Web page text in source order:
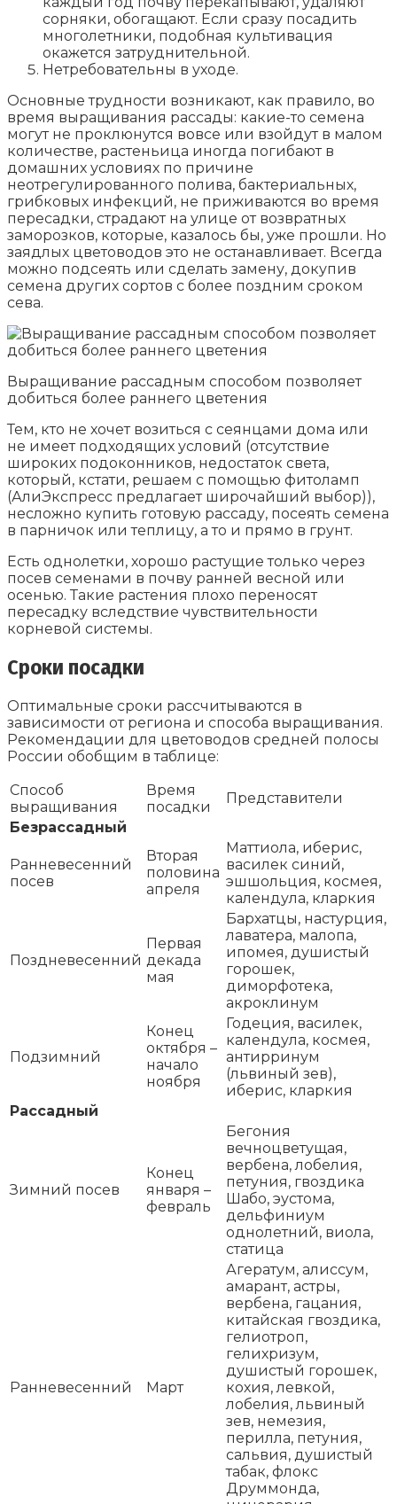
сорняки, обогащают. Если сразу посадить
многолетники, подобная культивация
окажется затруднительной.
Нетребовательны в уходе.
Основные трудности возникают, как правило, во
время выращивания рассады: какие-то семена
могут не проклюнутся вовсе или взойдут в малом
количестве, растеньица иногда погибают в
домашних условиях по причине
неотрегулированного полива, бактериальных,
грибковых инфекций, не приживаются во время
пересадки, страдают на улице от возвратных
заморозков, которые, казалось бы, уже прошли. Но
заядлых цветоводов это не останавливает. Всегда
можно подсеять или сделать замену, докупив
семена других сортов с более поздним сроком
сева.
Выращивание рассадным способом позволяет
добиться более раннего цветения
Тем, кто не хочет возиться с сеянцами дома или
не имеет подходящих условий (отсутствие
широких подоконников, недостаток света,
который, кстати, решаем с помощью фитоламп
(АлиЭкспресс предлагает широчайший выбор)),
несложно купить готовую рассаду, посеять семена
в парничок или теплицу, а то и прямо в грунт.
Есть однолетки, хорошо растущие только через
посев семенами в почву ранней весной или
осенью. Такие растения плохо переносят
пересадку вследствие чувствительности
корневой системы.
Сроки посадки
Оптимальные сроки рассчитываются в
зависимости от региона и способа выращивания.
Рекомендации для цветоводов средней полосы
России обобщим в таблице:
Способ
выращивания
Время
посадки
Представители
Безрассадный
Ранневесенний
посев
Вторая
половина
апреля
Маттиола, иберис,
василек синий,
эшшольция, космея,
календула, кларкия
Поздневесенний
Первая
декада
мая
Бархатцы, настурция,
лаватера, малопа,
ипомея, душистый
горошек,
диморфотека,
акроклинум
Подзимний
Конец
октября –
начало
ноября
Годеция, василек,
календула, космея,
антирринум
(львиный зев),
иберис, кларкия
Рассадный
Зимний посев
Конец
января –
февраль
Бегония
вечноцветущая,
вербена, лобелия,
петуния, гвоздика
Шабо, эустома,
дельфиниум
однолетний, виола,
статица
Ранневесенний Март
Агератум, алиссум,
амарант, астры,
вербена, гацания,
китайская гвоздика,
гелиотроп,
гелихризум,
душистый горошек,
кохия, левкой,
лобелия, львиный
зев, немезия,
перилла, петуния,
сальвия, душистый
табак, флокс
Друммонда,